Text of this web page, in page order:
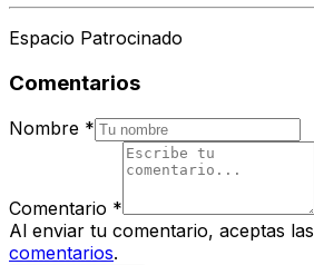
Espacio Patrocinado
Comentarios
Nombre *
Comentario *
Al enviar tu comentario, aceptas las
comentarios.